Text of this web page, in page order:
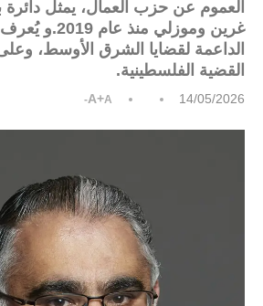
العموم عن حزب العمال، يمثل دائرة
غرين وموزلي
الداعمة لقضايا الشرق الأوسط،
القضية الفلسطينية.
14/05/2026
A+A-